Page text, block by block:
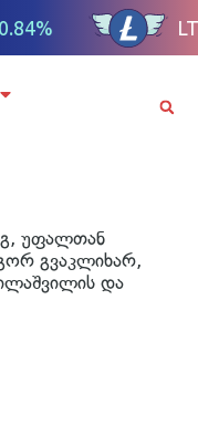
უფალთან
გვაკლიხარ,
და